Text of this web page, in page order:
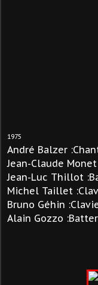
1975
André Balzer
Jean-Claude
Jean-Luc Thillot
Michel Taillet
Bruno Géhin
Alain Gozzo